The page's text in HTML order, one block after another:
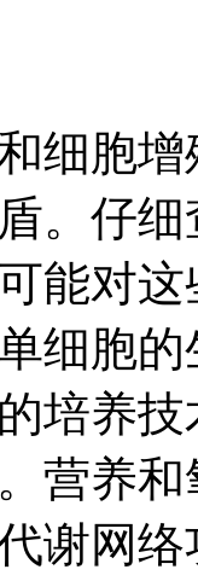
细胞
。仔
能对
细胞
培养
营养
谢网